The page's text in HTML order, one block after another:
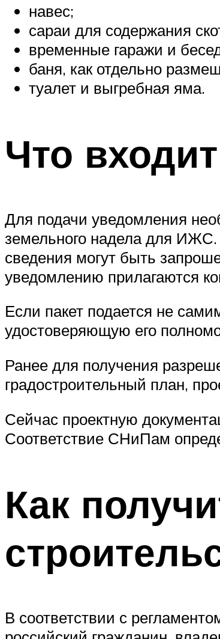
навес;
сараи для содержания
временные гаражи и
баня, как отдельно
туалет и выгребная яма.
Что
Для подачи уведомления
земельного надела для ИЖС.
сведения могут быть
уведомлению прилагаются
Если пакет подается не
удостоверяющую его
Ранее для получения
градостроительный план,
Сейчас проектную
Соответствие СНиПам
Как
В соответствии с